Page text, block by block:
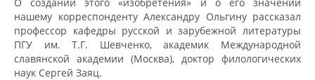
нашему корреспонденту Александру Ольгину рассказал
профессор кафедры русской и зарубежной литературы
ПГУ им. Т.Г. Шевченко, академик Международной
славянской академии (Москва), доктор филологических
наук Сергей Заяц.